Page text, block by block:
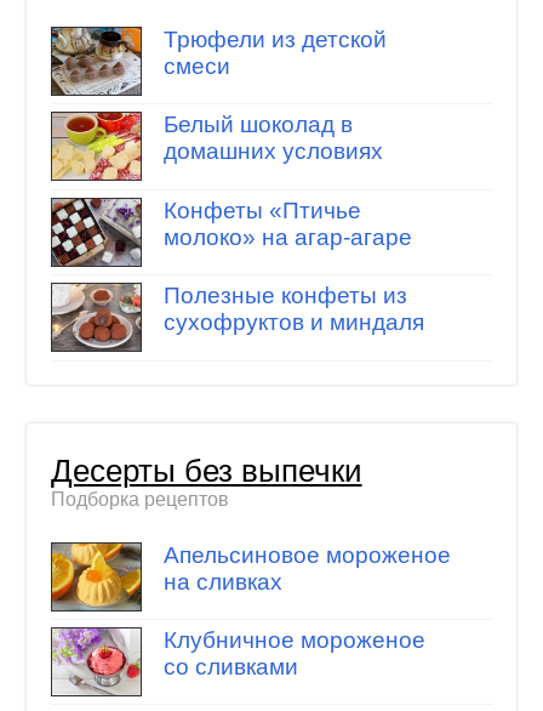
Трюфели из детской
смеси
Белый шоколад в
домашних условиях
Конфеты «Птичье
молоко» на агар-агаре
Полезные конфеты из
сухофруктов и миндаля
Десерты без выпечки
Подборка рецептов
Апельсиновое мороженое
на сливках
Клубничное мороженое
со сливками